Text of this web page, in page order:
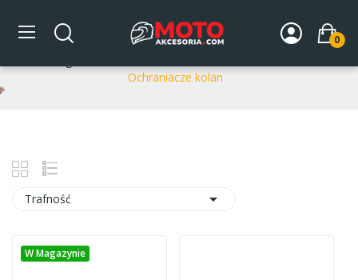
0
Ochraniacze kolan
Ochraniacze kolan
Trafność 
W Magazynie